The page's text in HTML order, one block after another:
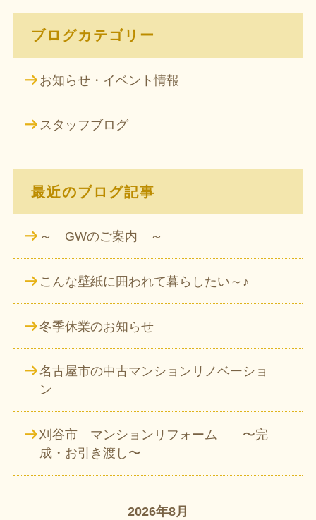
ブログカテゴリー
お知らせ・イベント情報
スタッフブログ
最近のブログ記事
～ GWのご案内 ～
こんな壁紙に囲われて暮らしたい～♪
冬季休業のお知らせ
名古屋市の中古マンションリノベーショ
ン
刈谷市 マンションリフォーム 〜完
成・お引き渡し〜
2026年8月